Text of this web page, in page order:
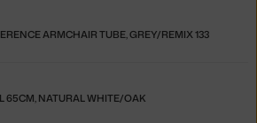
ARMCHAIR TUBE, GREY/REMIX 133
65CM, NATURAL WHITE/OAK